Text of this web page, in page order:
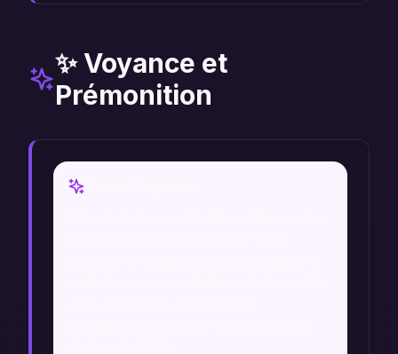
✨ Voyance et
Prémonition